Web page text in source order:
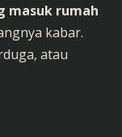
masuk rumah
kabar.
atau